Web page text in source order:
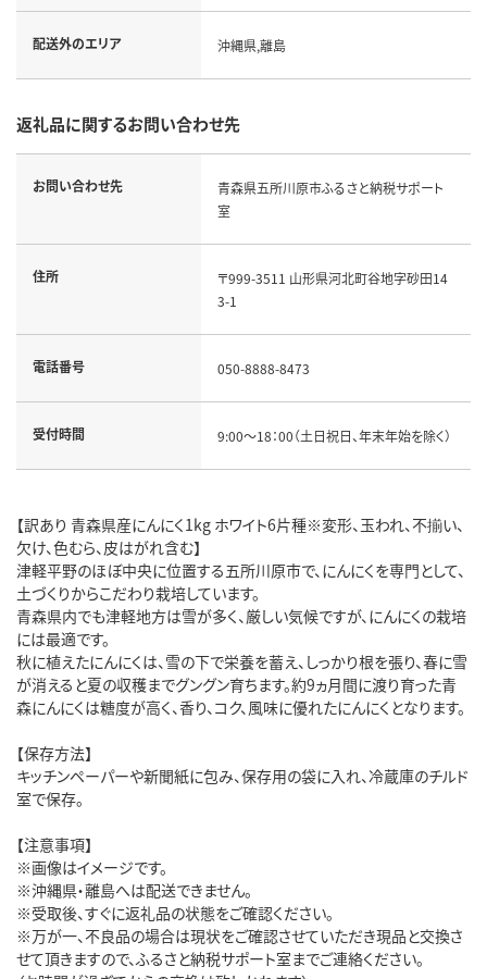
配送外のエリア 沖縄県,離島
返礼品に関するお問い合わせ先
お問い合わせ先
青森県五所川原市ふるさと納税サポート
室
住所
〒999-3511 山形県河北町谷地字砂田14
3-1
電話番号 050-8888-8473
受付時間 9:00～18：00（土日祝日、年末年始を除く）
【訳あり 青森県産にんにく1kg ホワイト6片種※変形、玉われ、不揃い、
欠け、色むら、皮はがれ含む】
津軽平野のほぼ中央に位置する五所川原市で、にんにくを専門として、
土づくりからこだわり栽培しています。
青森県内でも津軽地方は雪が多く、厳しい気候ですが、にんにくの栽培
には最適です。
秋に植えたにんにくは、雪の下で栄養を蓄え、しっかり根を張り、春に雪
が消えると夏の収穫までグングン育ちます。約9ヵ月間に渡り育った青
森にんにくは糖度が高く、香り、コク、風味に優れたにんにくとなります。
【保存方法】
キッチンペーパーや新聞紙に包み、保存用の袋に入れ、冷蔵庫のチルド
室で保存。
【注意事項】
※画像はイメージです。
※沖縄県・離島へは配送できません。
※受取後、すぐに返礼品の状態をご確認ください。
※万が一、不良品の場合は現状をご確認させていただき現品と交換さ
せて頂きますので、ふるさと納税サポート室までご連絡ください。